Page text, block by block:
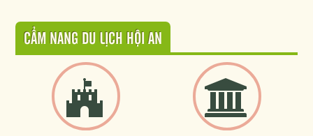
CẨM NANG DU LỊCH HỘI AN